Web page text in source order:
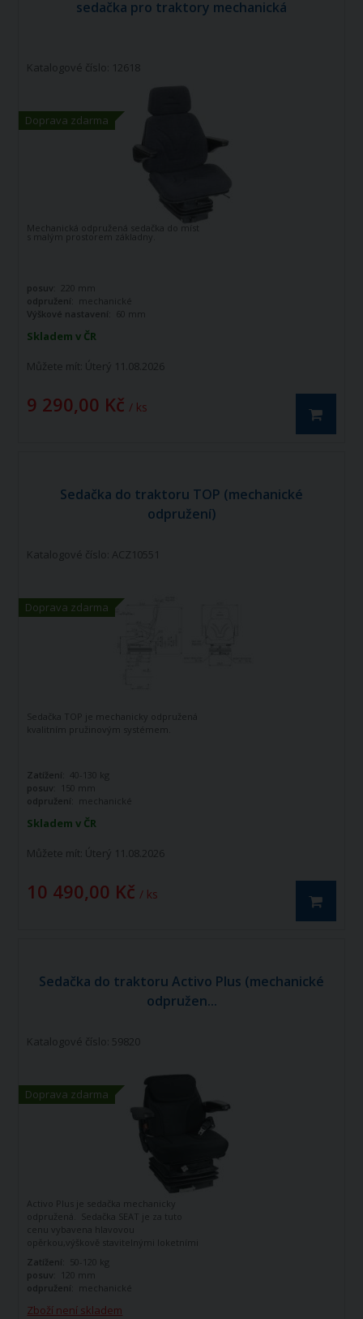
sedačka pro traktory mechanická
Doprava zdarma
Katalogové číslo: 12618
Skladem v ČR
Můžete mít: Úterý 11.08.2026
9 290,00 Kč / ks
Mechanická odpružená sedačka do míst
s malým prostorem základny.
posuv:
220 mm
odpružení: mechanické
Výškové nastavení: 60 mm
Sedačka do traktoru TOP (mechanické
odpružení)
Doprava zdarma
Katalogové číslo: ACZ10551
Skladem v ČR
Můžete mít: Úterý 11.08.2026
10 490,00 Kč / ks
Sedačka TOP je mechanicky odpružená
kvalitním pružinovým systémem.
Zatížení:
40-130 kg
posuv:
150 mm
odpružení: mechanické
Sedačka do traktoru Activo Plus (mechanické
odpružen...
Doprava zdarma
Katalogové číslo: 59820
Zboží není skladem
Activo Plus je sedačka mechanicky
odpružená. Sedačka SEAT je za tuto
cenu vybavena hlavovou
opěrkou,výškově stavitelnými loketními
Zatížení:
50-120 kg
posuv:
120 mm
odpružení: mechanické